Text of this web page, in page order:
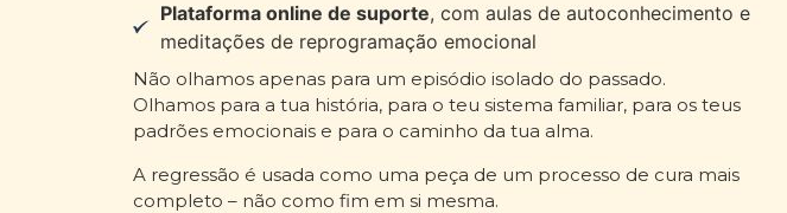
Plataforma online de suporte, com aulas de autoconhecimento e
meditações de reprogramação emocional
Não olhamos apenas para um episódio isolado do passado.
Olhamos para a tua história, para o teu sistema familiar, para os teus
padrões emocionais e para o caminho da tua alma.
A regressão é usada como uma peça de um processo de cura mais
completo – não como fim em si mesma.